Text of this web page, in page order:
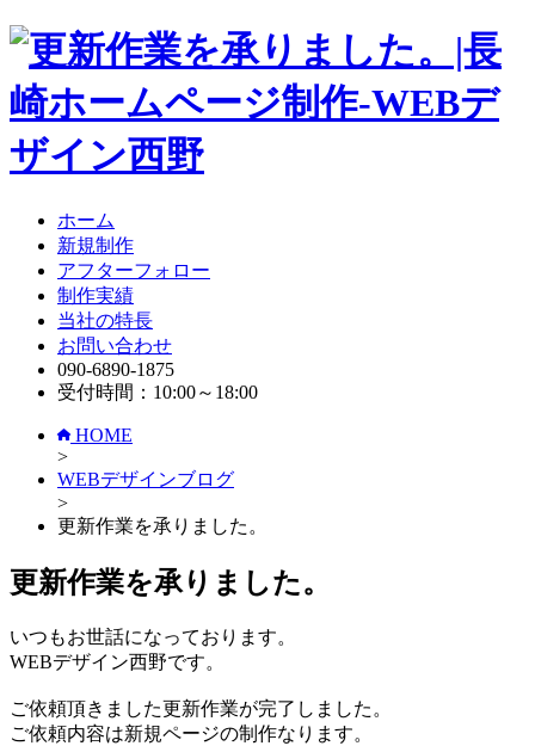
ホーム
新規制作
アフターフォロー
制作実績
当社の特長
お問い合わせ
090-6890-1875
受付時間：10:00～18:00
HOME
>
WEBデザインブログ
>
更新作業を承りました。
更新作業を承りました。
いつもお世話になっております。
WEBデザイン西野です。
ご依頼頂きました更新作業が完了しました。
ご依頼内容は新規ページの制作なります。